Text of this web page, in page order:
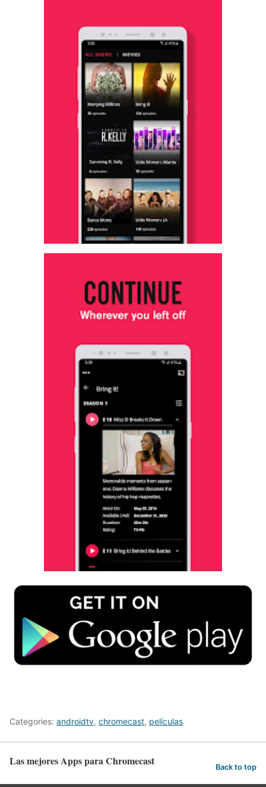
Categories: androidtv, chromecast, películas
Las mejores Apps para Chromecast Back to top